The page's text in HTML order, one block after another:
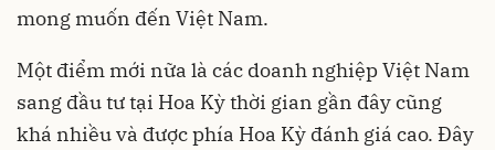
mong muốn đến Việt Nam.
Một điểm mới nữa là các doanh nghiệp Việt Nam
sang đầu tư tại Hoa Kỳ thời gian gần đây cũng
khá nhiều và được phía Hoa Kỳ đánh giá cao. Đây